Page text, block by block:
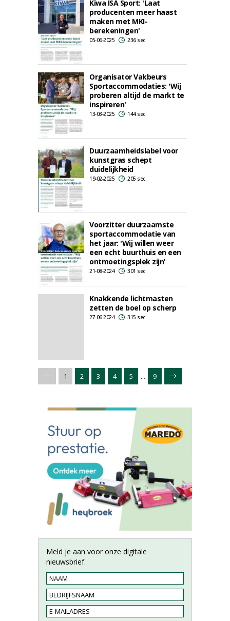
Kiwa ISA Sport: 'Laat
producenten meer haast
maken met MKI-
berekeningen'
05-06-2025 236 sec
Organisator Vakbeurs
Sportaccommodaties: 'Wij
proberen altijd de markt te
inspireren'
13-03-2025 144 sec
Duurzaamheidslabel voor
kunstgras schept
duidelijkheid
19-02-2025 205 sec
Voorzitter duurzaamste
sportaccommodatie van
het jaar: 'Wij willen weer
een echt buurthuis en een
ontmoetingsplek zijn'
21-08-2024 301 sec
Knakkende lichtmasten
zetten de boel op scherp
27-06-2024 315 sec
1 2 3 4 5 ... 9
Meld je aan voor onze digitale
nieuwsbrief.